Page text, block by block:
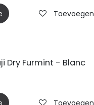
Dry Furmint - Blanc